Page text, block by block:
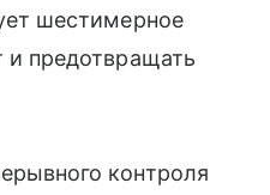
шестимерное
и предотвращать
контроля